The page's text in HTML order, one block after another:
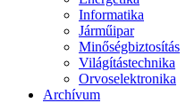
Informatika
Járműipar
Minőségbiztosítás
Világítástechnika
Orvoselektronika
Archívum